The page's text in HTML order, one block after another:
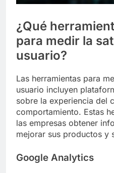
¿Qué
para medir la
usuario?
Las herramientas para
usuario incluyen
sobre la experiencia del
comportamiento. Estas
las empresas obtener
mejorar sus productos y
Google Analytics